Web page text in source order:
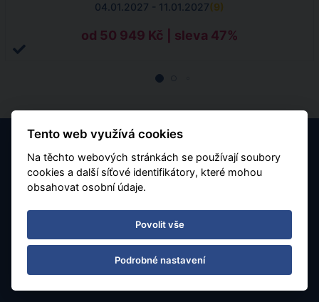
04.01.2027 - 11.01.2027(9)
od 50 949 Kč | sleva 47%
Kontaktujte nás
tel.: 595 540 934
e-mail: info@rainbowtours.cz
Tento web využívá cookies
Na těchto webových stránkách se používají soubory
cookies a další síťové identifikátory, které mohou
obsahovat osobní údaje.
Povolit vše
Podrobné nastavení